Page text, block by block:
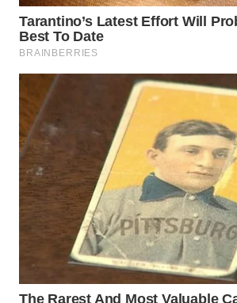
WN
TAPANULI
WN DELI
SERDANG
WN
TEBING
TINGGI
WN
PAKPAK